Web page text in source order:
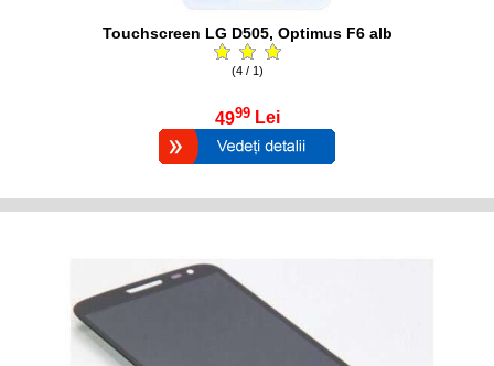
Touchscreen LG D505, Optimus F6 alb
(4 / 1)
4999 Lei